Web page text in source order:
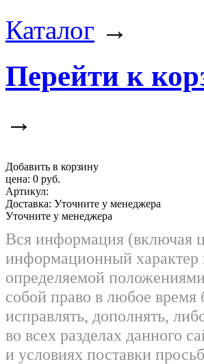
Каталог →
Перейти к
→
Добавить в корзину
цена: 0 руб.
Артикул:
Доставка: Уточните у менеджера
Уточните у менеджера
Вся информация (включая
информационный характер
определяемой
собой право в любое время
исправлять, дополнять,
во всех разделах данного
и условиях поставки